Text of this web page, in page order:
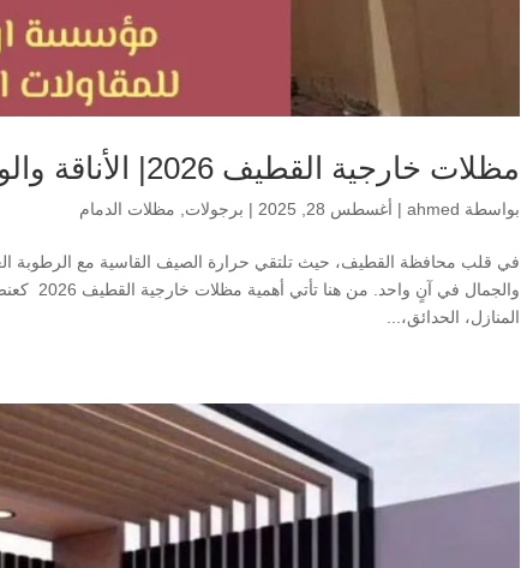
مظلات خارجية القطيف 2026| الأناقة والوظيفة في تصميم واحد
بواسطة ahmed
| أغسطس 28, 2025 | برجولات, مظلات الدمام
في قلب محافظة القطيف، حيث تلتقي حرارة الصيف القاسية مع الرطوبة
والجمال
المنازل، الحدائق،...